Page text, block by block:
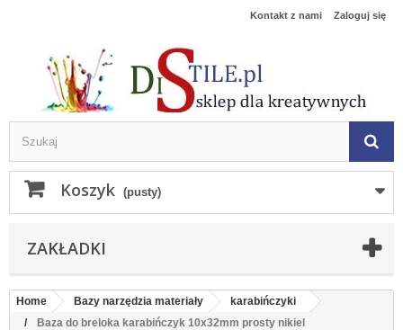
Zaloguj się
Kontakt z nami
Koszyk (pusty)
ZAKŁADKI
Home Bazy narzędzia materiały
karabińczyki
Baza do breloka karabińczyk 10x32mm prosty nikiel